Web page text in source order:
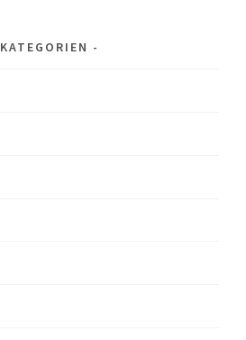
KATEGORIEN